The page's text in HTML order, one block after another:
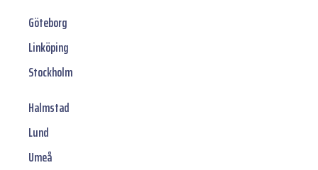
Göteborg
Linköping
Stockholm
Halmstad
Lund
Umeå